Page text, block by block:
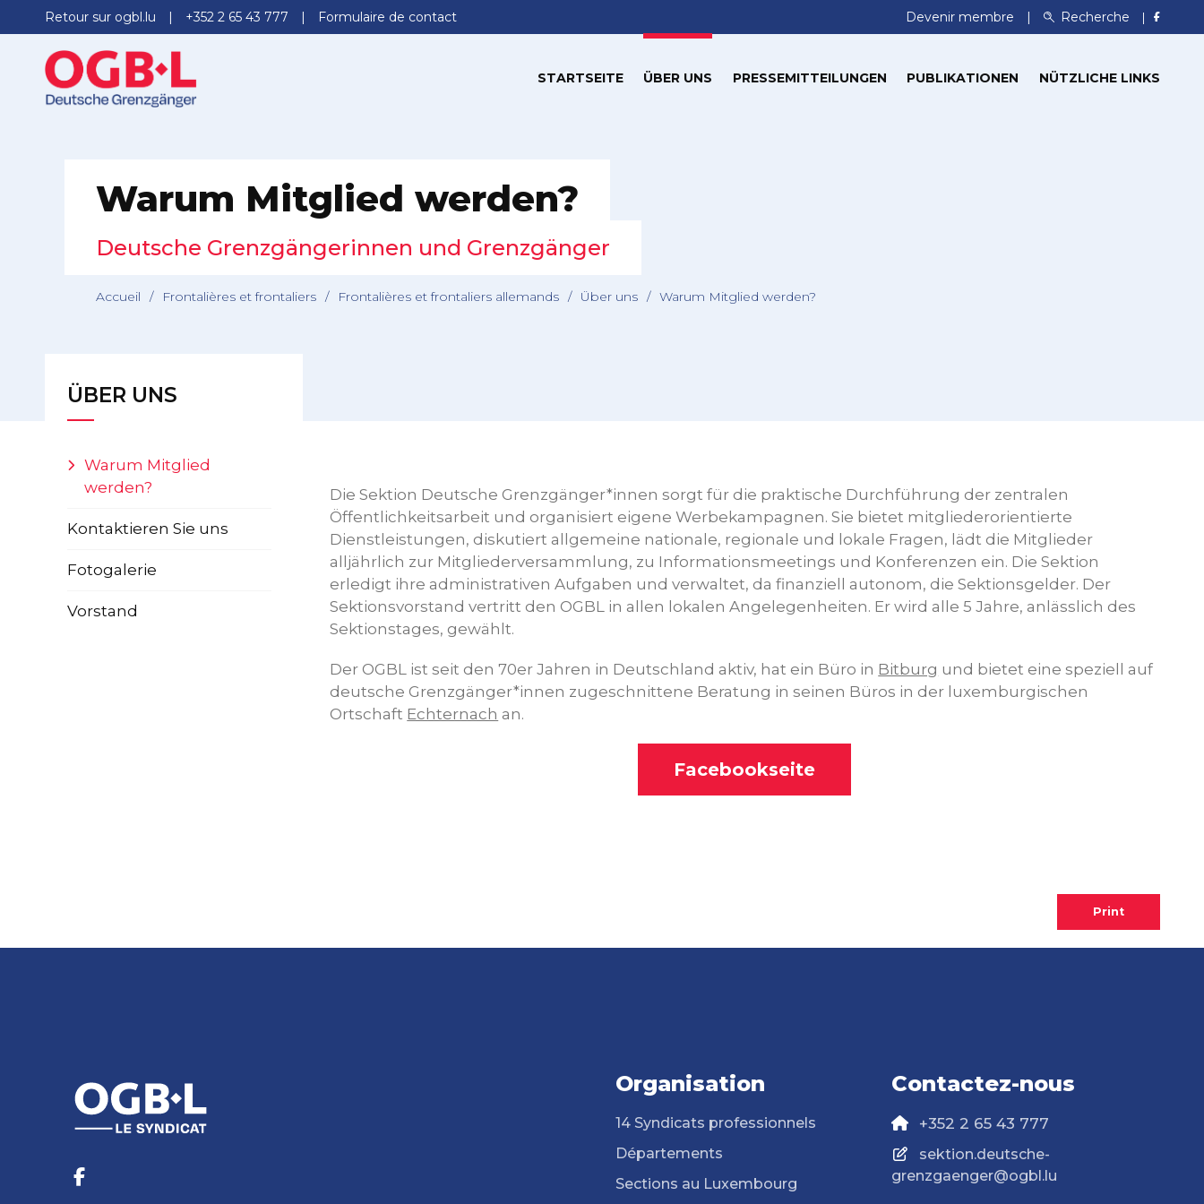
Retour sur ogbl.lu +352 2 65 43 777 Formulaire de contact Devenir membre Recherche
STARTSEITE ÜBER UNS PRESSEMITTEILUNGEN PUBLIKATIONEN NÜTZLICHE LINKS
Warum Mitglied werden?
Deutsche Grenzgängerinnen und Grenzgänger
Accueil / Frontalières et frontaliers / Frontalières et frontaliers allemands / Über uns / Warum Mitglied werden?
ÜBER UNS
Warum Mitglied
werden?
Kontaktieren Sie uns
Fotogalerie
Vorstand
Die Sektion Deutsche Grenzgänger*innen sorgt für die praktische Durchführung der zentralen
Öffentlichkeitsarbeit und organisiert eigene Werbekampagnen. Sie bietet mitgliederorientierte
Dienstleistungen, diskutiert allgemeine nationale, regionale und lokale Fragen, lädt die Mitglieder
alljährlich zur Mitgliederversammlung, zu Informationsmeetings und Konferenzen ein. Die Sektion
erledigt ihre administrativen Aufgaben und verwaltet, da finanziell autonom, die Sektionsgelder. Der
Sektionsvorstand vertritt den OGBL in allen lokalen Angelegenheiten. Er wird alle 5 Jahre, anlässlich des
Sektionstages, gewählt.
Der OGBL ist seit den 70er Jahren in Deutschland aktiv, hat ein Büro in Bitburg und bietet eine speziell auf
deutsche Grenzgänger*innen zugeschnittene Beratung in seinen Büros in der luxemburgischen
Ortschaft Echternach an.
Facebookseite
Print
Organisation
14 Syndicats professionnels
Départements
Sections au Luxembourg
Contactez-nous
+352 2 65 43 777
sektion.deutsche-
grenzgaenger@ogbl.lu